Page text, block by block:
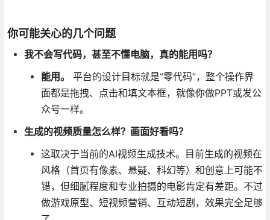
你可能关心的几个问题
我不会写代码，甚至不懂电脑，真的能用吗？
能用。
平台的设计目标就是“零代码”，整个操作界
面都是拖拽、点击和填文本框，就像你做PPT或发公
众号一样。
生成的视频质量怎么样？画面好看吗？
这取决于当前的AI视频生成技术。目前生成的视频在
风格（首页有像素、悬疑、科幻等）和创意上可能不
错，但细腻程度和专业拍摄的电影肯定有差距。不过
做游戏原型、短视频营销、互动短剧，效果完全足够